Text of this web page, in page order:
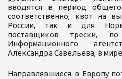
вводятся в период
соответственно, квот на
России, так и для
поставщиков трески,
Информационного
Александра Савельева, в
Направлявшиеся в Европу